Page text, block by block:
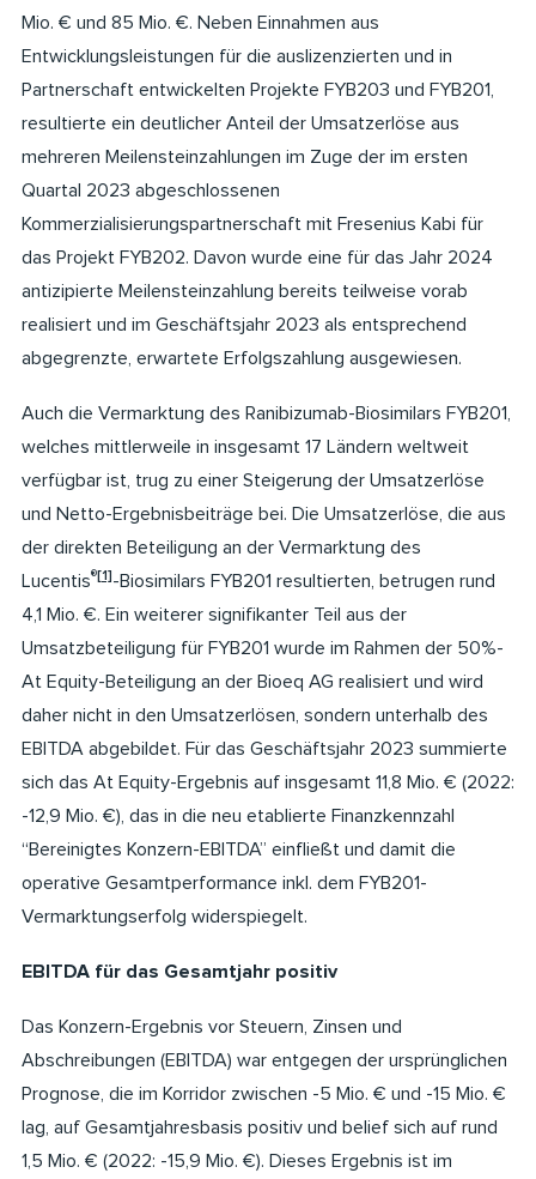
Mio. € und 85 Mio. €. Neben Einnahmen aus
Entwicklungsleistungen für die auslizenzierten und in
Partnerschaft entwickelten Projekte FYB203 und FYB201,
resultierte ein deutlicher Anteil der Umsatzerlöse aus
mehreren Meilensteinzahlungen im Zuge der im ersten
Quartal 2023 abgeschlossenen
Kommerzialisierungspartnerschaft mit Fresenius Kabi für
das Projekt FYB202. Davon wurde eine für das Jahr 2024
antizipierte Meilensteinzahlung bereits teilweise vorab
realisiert und im Geschäftsjahr 2023 als entsprechend
abgegrenzte, erwartete Erfolgszahlung ausgewiesen.
Auch die Vermarktung des Ranibizumab-Biosimilars FYB201,
welches mittlerweile in insgesamt 17 Ländern weltweit
verfügbar ist, trug zu einer Steigerung der Umsatzerlöse
und Netto-Ergebnisbeiträge bei. Die Umsatzerlöse, die aus
der direkten Beteiligung an der Vermarktung des
Lucentis®[1] -Biosimilars FYB201 resultierten, betrugen rund
4,1 Mio. €. Ein weiterer signifikanter Teil aus der
Umsatzbeteiligung für FYB201 wurde im Rahmen der 50%-
At Equity-Beteiligung an der Bioeq AG realisiert und wird
daher nicht in den Umsatzerlösen, sondern unterhalb des
EBITDA abgebildet. Für das Geschäftsjahr 2023 summierte
sich das At Equity-Ergebnis auf insgesamt 11,8 Mio. € (2022:
-12,9 Mio. €), das in die neu etablierte Finanzkennzahl
“Bereinigtes Konzern-EBITDA” einfließt und damit die
operative Gesamtperformance inkl. dem FYB201-
Vermarktungserfolg widerspiegelt.
EBITDA für das Gesamtjahr positiv
Das Konzern-Ergebnis vor Steuern, Zinsen und
Abschreibungen (EBITDA) war entgegen der ursprünglichen
Prognose, die im Korridor zwischen -5 Mio. € und -15 Mio. €
lag, auf Gesamtjahresbasis positiv und belief sich auf rund
1,5 Mio. € (2022: -15,9 Mio. €). Dieses Ergebnis ist im